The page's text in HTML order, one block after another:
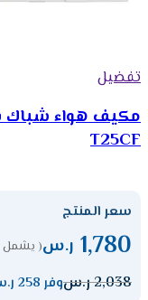
تفضيل
T25CF
سعر المنتج
1,780 ر.س( يشمل
2,038ر.سوفر 258 ر.س